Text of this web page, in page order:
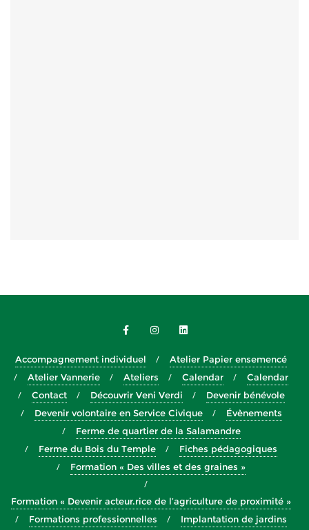
Accompagnement individuel
Atelier Papier ensemencé
Atelier Vannerie
Ateliers Calendar
Calendar
Contact
Découvrir Veni Verdi
Devenir bénévole
Devenir volontaire en Service Civique
Évènements
Ferme de quartier de la Salamandre
Ferme du Bois du Temple
Fiches pédagogiques
Formation « Des villes et des graines »
Formation « Devenir acteur.rice de l’agriculture de proximité »
Formations professionnelles
Implantation de jardins